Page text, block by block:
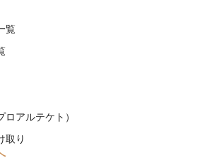
覧
アルテケト）
取り